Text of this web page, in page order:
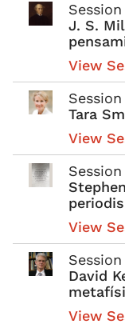
J. S.
View
Tara
View
View
Session
David
View